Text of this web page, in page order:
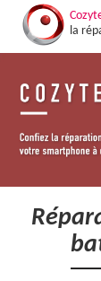
la